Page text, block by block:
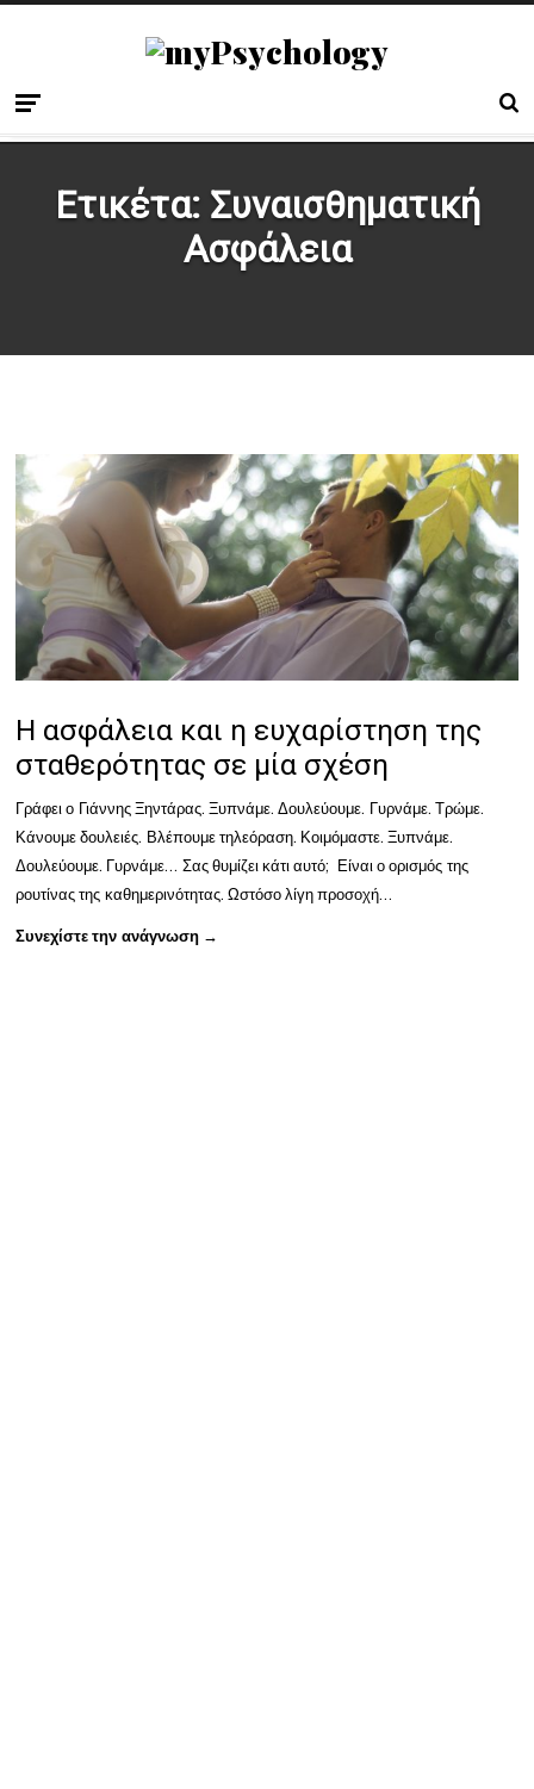
Ετικέτα: Συναισθηματική
Ασφάλεια
Η ασφάλεια και η ευχαρίστηση της
σταθερότητας σε μία σχέση
Γράφει ο Γιάννης Ξηντάρας. Ξυπνάμε. Δουλεύουμε. Γυρνάμε. Τρώμε.
Κάνουμε δουλειές. Βλέπουμε τηλεόραση. Κοιμόμαστε. Ξυπνάμε.
Δουλεύουμε. Γυρνάμε… Σας θυμίζει κάτι αυτό; Είναι ο ορισμός της
ρουτίνας της καθημερινότητας. Ωστόσο λίγη προσοχή…
Συνεχίστε την ανάγνωση →